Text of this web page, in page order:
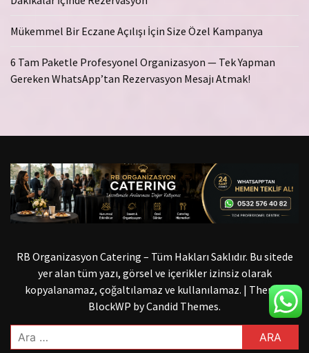
Mükemmel Bir Eczane Açılışı İçin Size Özel Kampanya
6 Tam Paketle Profesyonel Organizasyon — Tek Yapman
Gereken WhatsApp’tan Rezervasyon Mesajı Atmak!
RB Organizasyon Catering – Tüm Hakları Saklıdır. Bu sitede
yer alan tüm yazı, görsel ve içerikler izinsiz olarak
kopyalanamaz, çoğaltılamaz ve kullanılamaz. | Theme:
BlockWP byCandid Themes.
Arama: